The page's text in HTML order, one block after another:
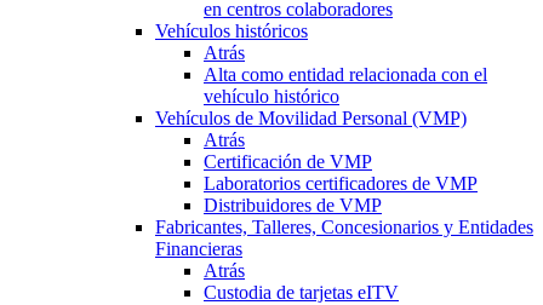
en centros colaboradores
Vehículos históricos
Atrás
Alta como entidad relacionada con el
vehículo histórico
Vehículos de Movilidad Personal (VMP)
Atrás
Certificación de VMP
Laboratorios certificadores de VMP
Distribuidores de VMP
Fabricantes, Talleres, Concesionarios y Entidades
Financieras
Atrás
Custodia de tarjetas eITV